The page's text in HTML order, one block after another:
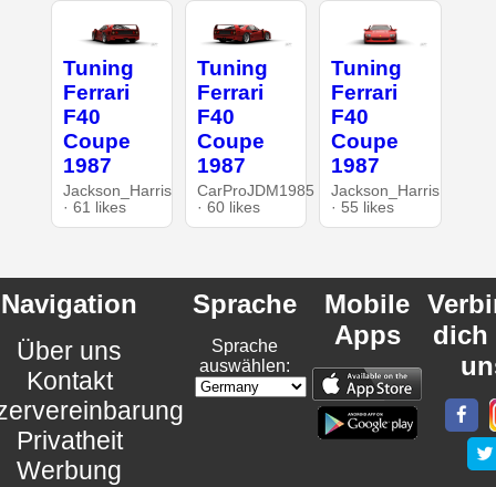
Tuning
Ferrari
F40
Coupe
1987
Jackson_Harris
· 61 likes
Tuning
Ferrari
F40
Coupe
1987
CarProJDM1985
· 60 likes
Tuning
Ferrari
F40
Coupe
1987
Jackson_Harris
· 55 likes
Navigation
Über uns
Kontakt
Privatheit
Werbung
Sprache
Sprache
auswählen:
Mobile
Apps
dich